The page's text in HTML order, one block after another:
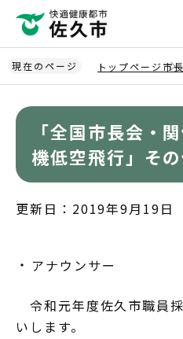
ペ
ー
ジ
現在のページ トップページ 市
「全国市長会・
機低空飛行」そ
更新日：2019年9月19日
アナウンサー
令和元年度佐久市職員
いします。